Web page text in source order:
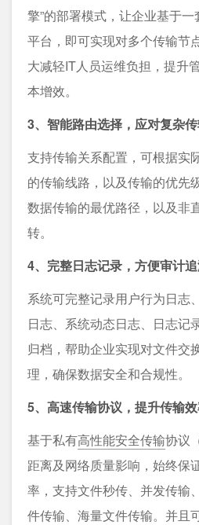
擎”的部署模式，让企业基于
平台，即可实现对多个传输节
大减轻IT人员运维负担，提升
本增效。
3、智能路由选择，应对复杂
支持传输关系配置，可根据实
的传输线路，以及传输的优先
数据传输的最优路径，以及非
转。
4、完整日志记录，方便审计
系统可完整记录用户行为日志
日志、系统动态日志、日志记
归档，帮助企业实现对文件交
理，确保数据安全和合规性。
5、高速传输协议，提升传输
基于私有高性能安全传输协议
距离及网络质量影响，始终保
率，支持文件秒传、并发传输
件传输、海量文件传输。并且